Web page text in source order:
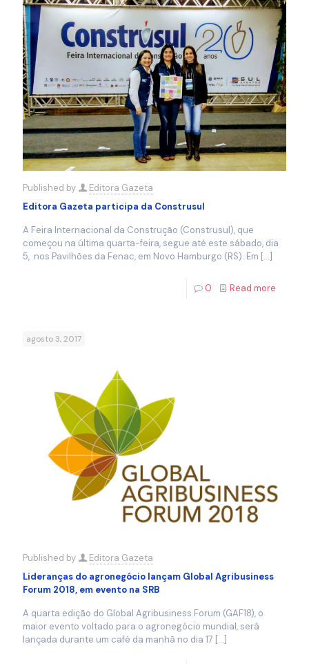
Published by
Editora Gazeta
Editora Gazeta participa da Construsul
A Feira Internacional da Construção (Construsul), que
começou na última quarta-feira, segue até este sábado, dia
5, nos Pavilhões da Fenac, em Novo Hamburgo (RS). Em […]
0 Read more
agosto 3, 2017
Published by
Editora Gazeta
Lideranças do agronegócio lançam Global Agribusiness
Forum 2018, em evento na SRB
A quarta edição do Global Agribusiness Forum (GAF18), o
maior evento voltado para o agronegócio mundial, será
lançada durante um café da manhã no dia 17 […]